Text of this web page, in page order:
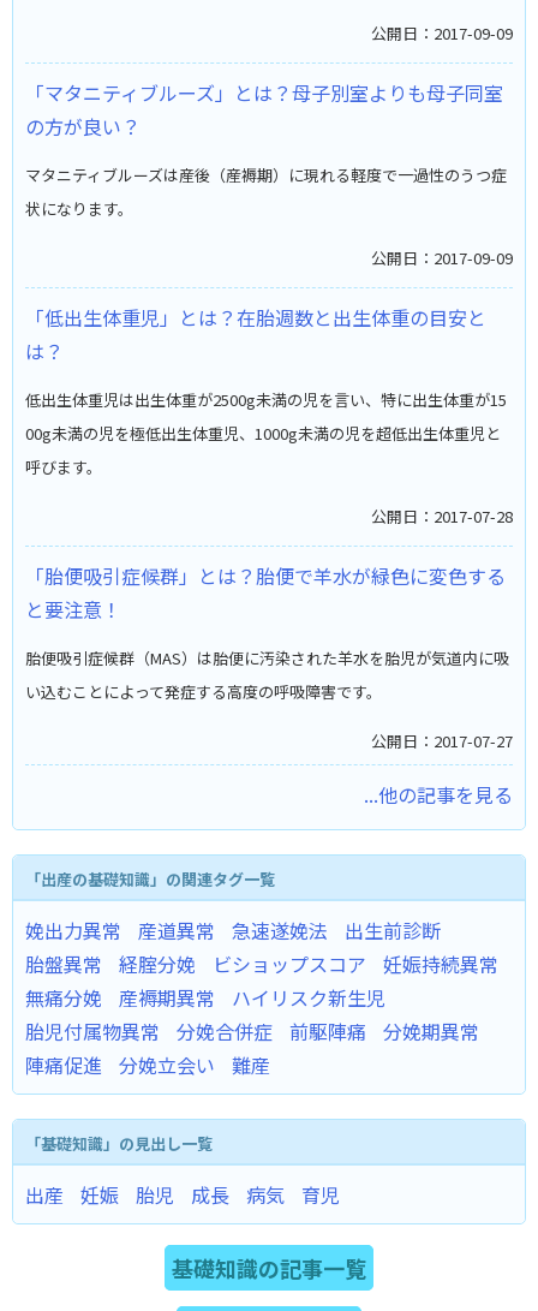
公開日：2017-09-09
「マタニティブルーズ」とは？母子別室よりも母子同室
の方が良い？
マタニティブルーズは産後（産褥期）に現れる軽度で一過性のうつ症
状になります。
公開日：2017-09-09
「低出生体重児」とは？在胎週数と出生体重の目安と
は？
低出生体重児は出生体重が2500g未満の児を言い、特に出生体重が15
00g未満の児を極低出生体重児、1000g未満の児を超低出生体重児と
呼びます。
公開日：2017-07-28
「胎便吸引症候群」とは？胎便で羊水が緑色に変色する
と要注意！
胎便吸引症候群（MAS）は胎便に汚染された羊水を胎児が気道内に吸
い込むことによって発症する高度の呼吸障害です。
公開日：2017-07-27
...他の記事を見る
「出産の基礎知識」の関連タグ一覧
娩出力異常 産道異常 急速遂娩法
出生前診断
胎盤異常
経腟分娩 ビショップスコア
妊娠持続異常
無痛分娩
産褥期異常
ハイリスク新生児
胎児付属物異常
分娩合併症 前駆陣痛
分娩期異常
陣痛促進
分娩立会い 難産
「基礎知識」の見出し一覧
出産 妊娠 胎児 成長 病気 育児
基礎知識の記事一覧